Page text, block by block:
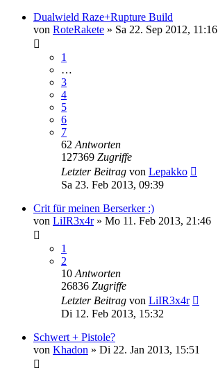
Dualwield Raze+Rupture Build
von RoteRakete » Sa 22. Sep 2012, 11:16
1
…
3
4
5
6
7
62 Antworten
127369 Zugriffe
Letzter Beitrag von Lepakko
Sa 23. Feb 2013, 09:39
Crit für meinen Berserker :)
von LiIR3x4r» Mo 11. Feb 2013, 21:46
1
2
10 Antworten
26836 Zugriffe
Letzter Beitrag von LiIR3x4r
Di 12. Feb 2013, 15:32
Schwert + Pistole?
von Khadon » Di 22. Jan 2013, 15:51